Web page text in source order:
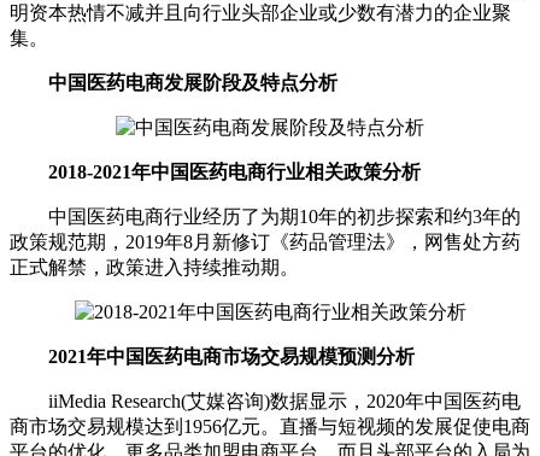
明资本热情不减并且向行业头部企业或少数有潜力的企业聚
集。
中国医药电商发展阶段及特点分析
2018-2021年中国医药电商行业相关政策分析
中国医药电商行业经历了为期10年的初步探索和约3年的
政策规范期，2019年8月新修订《药品管理法》，网售处方药
正式解禁，政策进入持续推动期。
2021年中国医药电商市场交易规模预测分析
iiMedia Research(艾媒咨询)数据显示，2020年中国医药电
商市场交易规模达到1956亿元。直播与短视频的发展促使电商